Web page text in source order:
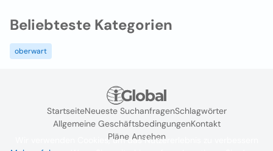
Beliebteste Kategorien
oberwart
StartseiteNeueste SuchanfragenSchlagwörter
Allgemeine GeschäftsbedingungenKontakt
Pläne Ansehen
Wir verwenden Cookies, um das Nutzererlebnis zu verbessern